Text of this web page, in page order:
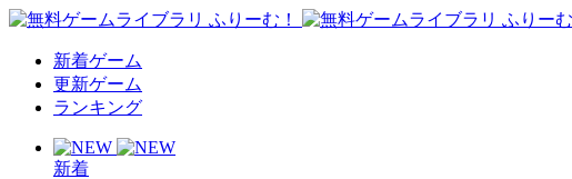
新着ゲーム
更新ゲーム
ランキング
新着